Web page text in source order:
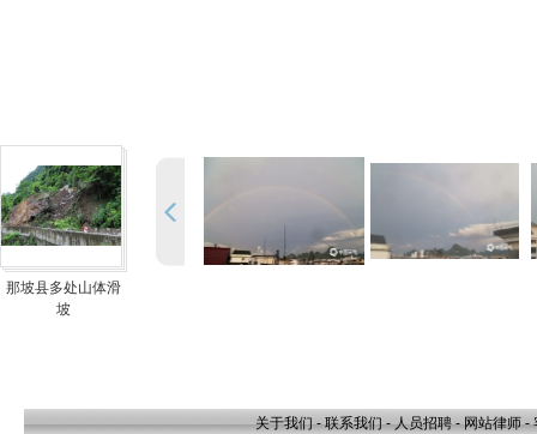
那坡县多处山体滑
坡
关于我们 - 联系我们 - 人员招聘 - 网站律师 -